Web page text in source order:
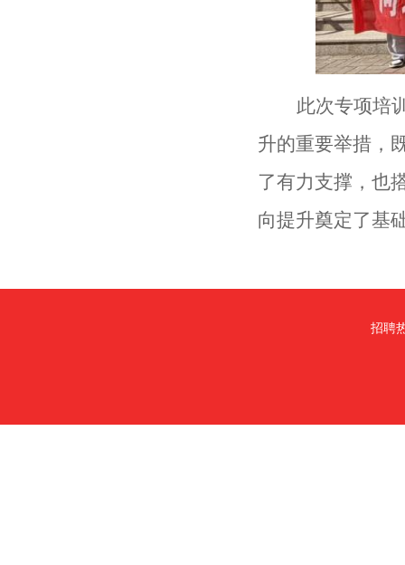
此次专项培
升的重要举措 ，
了有力支撑，也
向提升奠定了基
招聘